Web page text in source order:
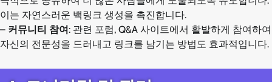
이는 자연스러운 백링크 생성을 촉진합니다.
– 커뮤니티 참여: 관련 포럼, Q&A 사이트에서 활발하게 참여하여
자신의 전문성을 드러내고 링크를 남기는 방법도 효과적입니다.